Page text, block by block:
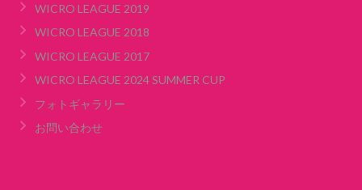
WICRO LEAGUE 2019
WICRO LEAGUE 2018
WICRO LEAGUE 2017
WICRO LEAGUE 2024 SUMMER CUP
フォトギャラリー
お問い合わせ